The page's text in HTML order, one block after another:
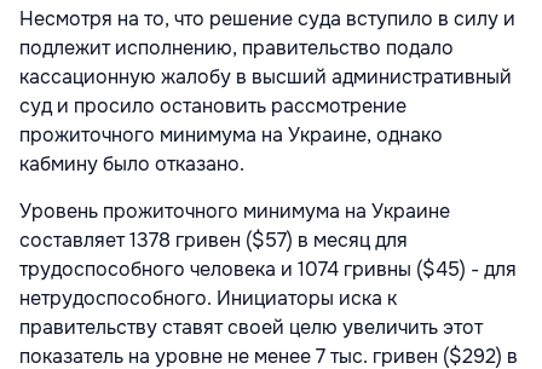
Несмотря на то, что решение суда вступило в силу и
подлежит исполнению, правительство подало
кассационную жалобу в высший административный
суд и просило остановить рассмотрение
прожиточного минимума на Украине, однако
кабмину было отказано.
Уровень прожиточного минимума на Украине
составляет 1378 гривен ($57) в месяц для
трудоспособного человека и 1074 гривны ($45) - для
нетрудоспособного. Инициаторы иска к
правительству ставят своей целю увеличить этот
показатель на уровне не менее 7 тыс. гривен ($292) в